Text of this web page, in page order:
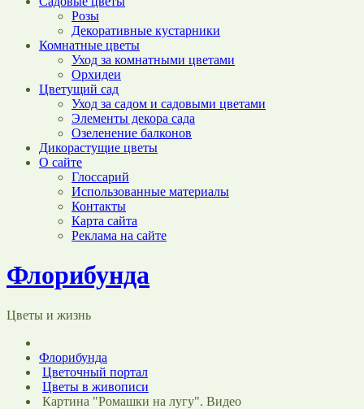
Розы
Декоративные кустарники
Комнатные цветы
Уход за комнатными цветами
Орхидеи
Цветущий сад
Уход за садом и садовыми цветами
Элементы декора сада
Озеленение балконов
Дикорастущие цветы
О сайте
Глоссарий
Использованные материалы
Контакты
Карта сайта
Реклама на сайте
Флорибунда
Цветы и жизнь
Флорибунда
Цветочный портал
Цветы в живописи
Картина "Ромашки на лугу". Видео